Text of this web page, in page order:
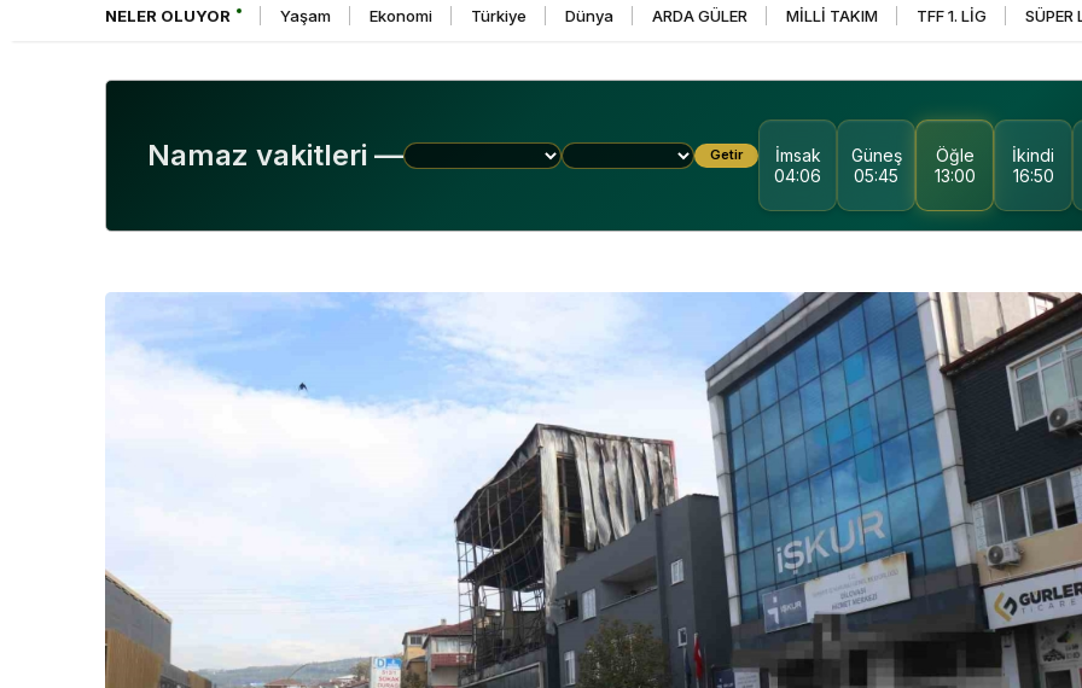
NELER OLUYOR Yaşam Ekonomi Türkiye Dünya ARDA GÜLER MİLLİ TAKIM TFF 1. LİG SÜPER
Namaz vakitleri — Getir
İmsak
04:06
Güneş
05:45
Öğle
13:00
İkindi
16:50